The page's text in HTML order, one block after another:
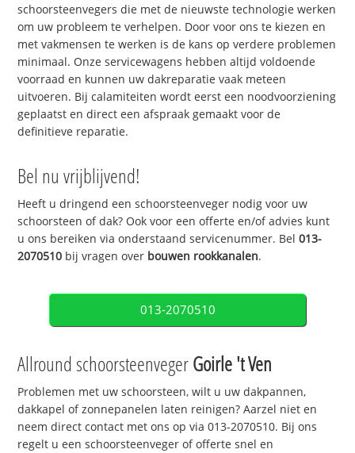
schoorsteenvegers die met de nieuwste technologie werken
om uw probleem te verhelpen. Door voor ons te kiezen en
met vakmensen te werken is de kans op verdere problemen
minimaal. Onze servicewagens hebben altijd voldoende
voorraad en kunnen uw dakreparatie vaak meteen
uitvoeren. Bij calamiteiten wordt eerst een noodvoorziening
geplaatst en direct een afspraak gemaakt voor de
definitieve reparatie.
Bel nu vrijblijvend!
Heeft u dringend een schoorsteenveger nodig voor uw
schoorsteen of dak? Ook voor een offerte en/of advies kunt
u ons bereiken via onderstaand servicenummer. Bel013-
2070510 bij vragen over bouwen rookkanalen.
013-2070510
Allround schoorsteenvegerGoirle 't Ven
Problemen met uw schoorsteen, wilt u uw dakpannen,
dakkapel of zonnepanelen laten reinigen? Aarzel niet en
neem direct contact met ons op via 013-2070510. Bij ons
regelt u een schoorsteenveger of offerte snel en